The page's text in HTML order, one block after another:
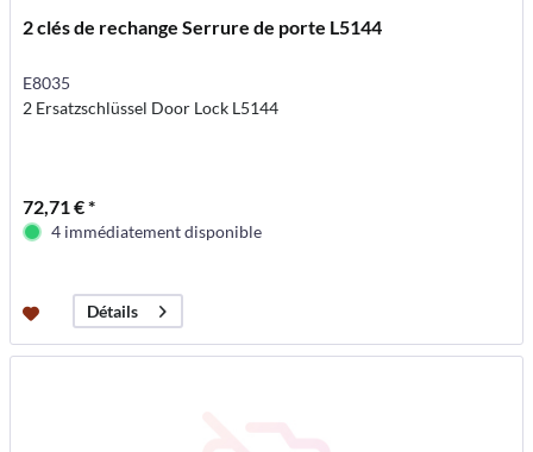
2 clés de rechange Serrure de porte L5144
E8035
2 Ersatzschlüssel Door Lock L5144
72,71 € *
4 immédiatement disponible
Détails